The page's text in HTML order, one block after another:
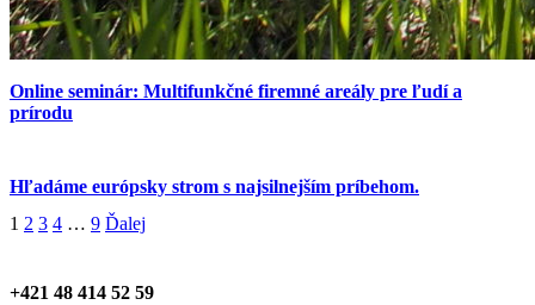
Online seminár: Multifunkčné firemné areály pre ľudí a
prírodu
Hľadáme európsky strom s najsilnejším príbehom.
1 2 3 4 … 9 Ďalej
+421 48 414 52 59